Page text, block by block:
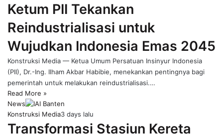
Ketum PII Tekankan
Reindustrialisasi untuk
Wujudkan Indonesia Emas 2045
Konstruksi Media — Ketua Umum Persatuan Insinyur Indonesia
(PII), Dr.-Ing. Ilham Akbar Habibie, menekankan pentingnya bagi
pemerintah untuk melakukan reindustrialisasi.…
Read More »
News
Konstruksi Media3 days lalu
Transformasi Stasiun Kereta